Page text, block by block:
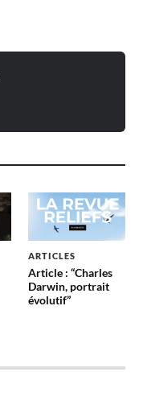
ARTICLES
Article : “Charles
Darwin, portrait
évolutif”